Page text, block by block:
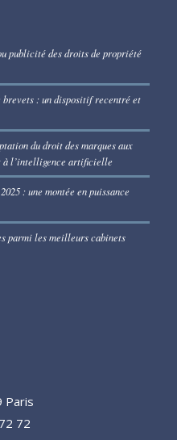
publicité des droits de propriété
brevets : un dispositif recentré et
du droit des marques aux
à l’intelligence artificielle
: une montée en puissance
parmi les meilleurs cabinets
Paris
72